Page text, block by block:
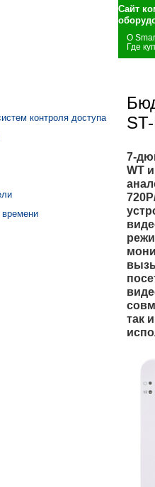
Сайт
О
Где
контроля доступа
времени
7-
WT
так